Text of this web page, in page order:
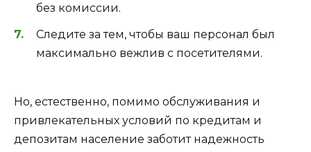
без комиссии.
Следите за тем, чтобы ваш персонал был
максимально вежлив с посетителями.
Но, естественно, помимо обслуживания и
привлекательных условий по кредитам и
депозитам население заботит надежность